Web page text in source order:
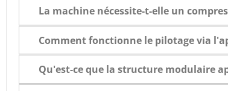
La machine nécessite-t-elle un
Comment fonctionne le pilotage via
Qu'est-ce que la structure modulaire